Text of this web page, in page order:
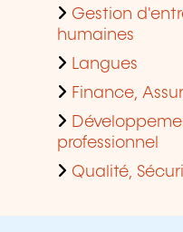
Gestion
humaines
Langues
Finance,
professionnel
Qualité,